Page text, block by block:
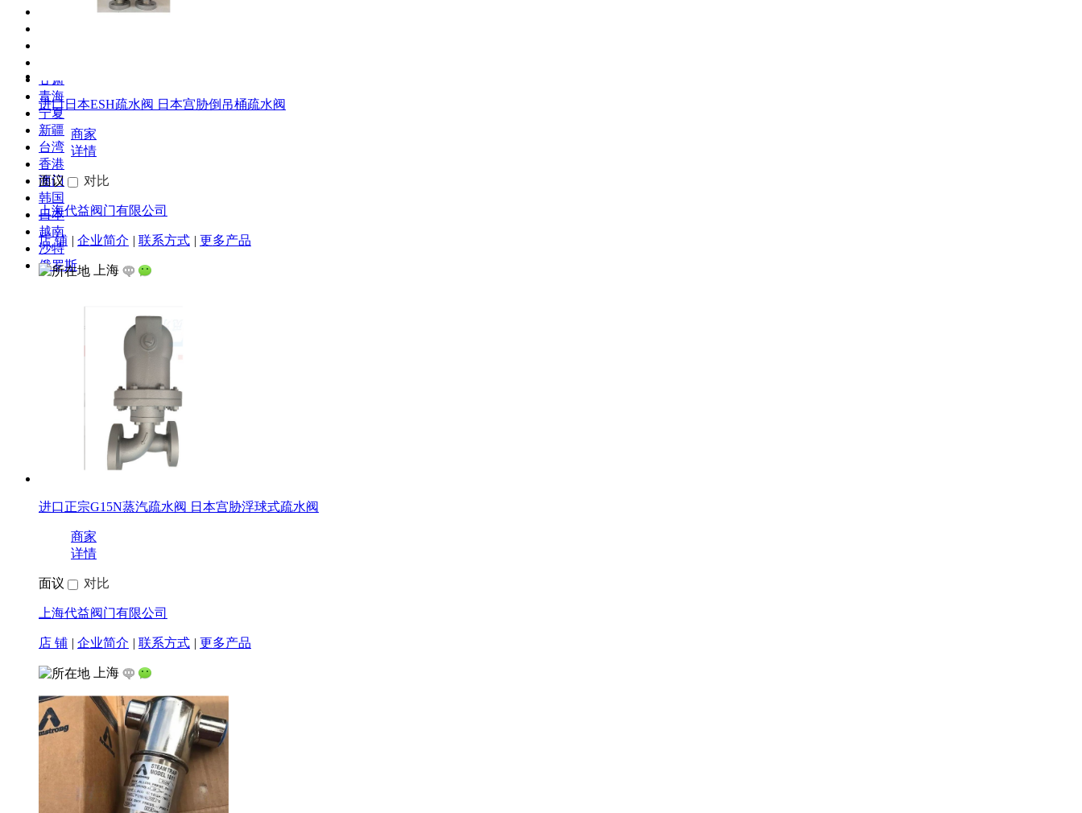
甘肃
青海
宁夏
新疆
台湾
香港
澳门
韩国
日本
越南
沙特
俄罗斯
进口日本ESH疏水阀 日本宫胁倒吊桶疏水阀
商家
详情
面议 对比
上海代益阀门有限公司
店 铺 | 企业简介 | 联系方式 | 更多产品
上海
进口正宗G15N蒸汽疏水阀 日本宫胁浮球式疏水阀
商家
详情
面议 对比
上海代益阀门有限公司
店 铺 | 企业简介 | 联系方式 | 更多产品
上海